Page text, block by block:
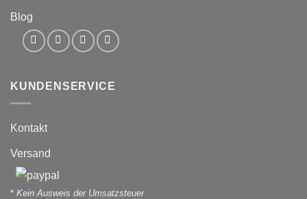
Blog
KUNDENSERVICE
Kontakt
Versand
* Kein Ausweis der Umsatzsteuer